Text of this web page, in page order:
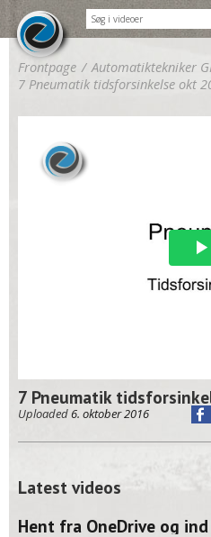
Frontpage / Automatiktekniker
7 Pneumatik tidsforsinkelse okt
7 Pneumatik
Uploaded6. oktober 2016
Latest videos
Hent fra OneDrive og